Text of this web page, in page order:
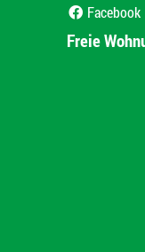
Facebook
Freie